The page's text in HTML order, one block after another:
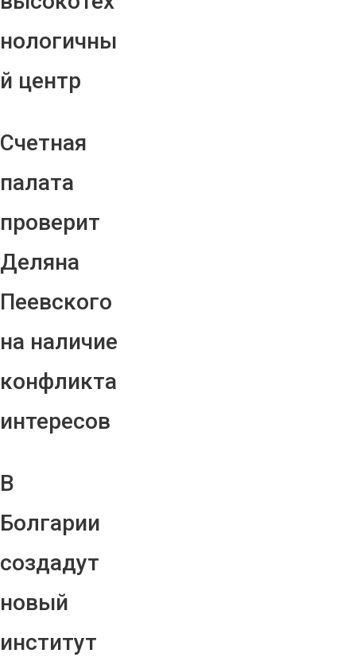
нологичны
й центр
Счетная
палата
проверит
Деляна
Пеевского
на наличие
конфликта
интересов
В
Болгарии
создадут
новый
институт